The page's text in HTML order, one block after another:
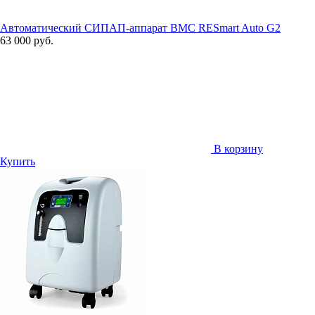
Автоматический СИПАП-аппарат BMC RESmart Auto G2
63 000 руб.
В корзину
Купить